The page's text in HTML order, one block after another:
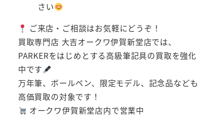
さい
ご来店・ご相談はお気軽にどうぞ！
買取専門店 大吉オークワ伊賀新堂店では、
PARKERをはじめとする高級筆記具の買取を強化
中です
万年筆、ボールペン、限定モデル、記念品なども
高価買取の対象です！
オークワ伊賀新堂店内で営業中